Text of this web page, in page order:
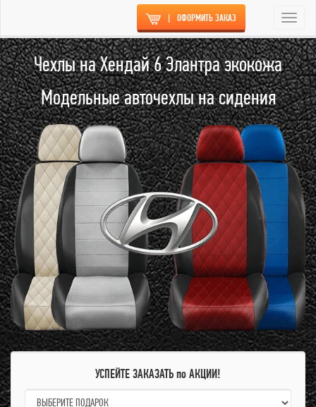
| ОФОРМИТЬ ЗАКАЗ
Чехлы на Хендай 6 Элантра экокожа
Модельные авточехлы на сидения
УСПЕЙТЕ ЗАКАЗАТЬ по АКЦИИ!
name: